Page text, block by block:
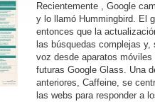
Recientemente , Google
y lo llamó Hummingbird. El
entonces que la
las búsquedas complejas
voz desde aparatos
futuras Google Glass. Una
anteriores, Caffeine, se
las webs para responder a